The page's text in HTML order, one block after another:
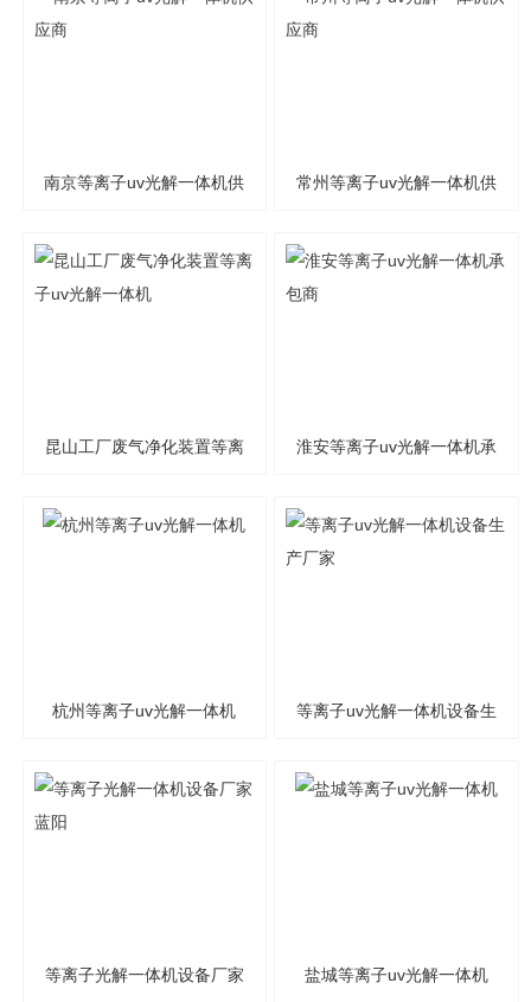
南京等离子uv光解一体机供 常州等离子uv光解一体机供
昆山工厂废气净化装置等离 淮安等离子uv光解一体机承
杭州等离子uv光解一体机 等离子uv光解一体机设备生
等离子光解一体机设备厂家 盐城等离子uv光解一体机